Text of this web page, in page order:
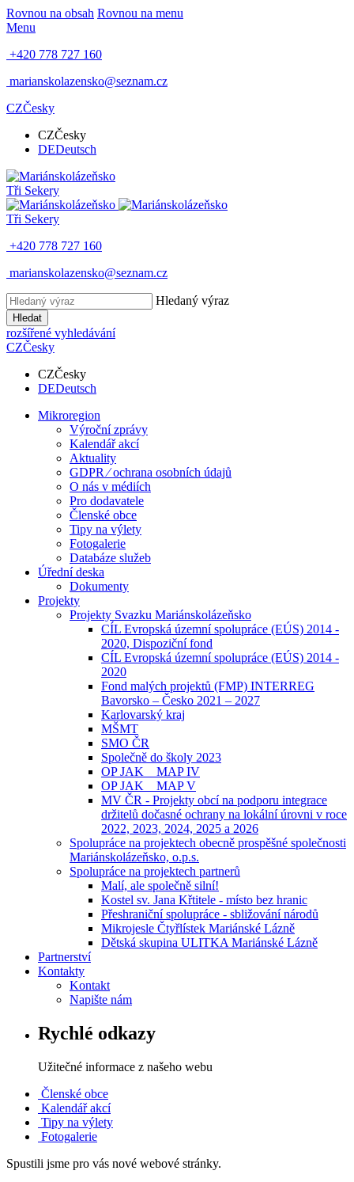
Rovnou na obsah Rovnou na menu
Menu
+420 778 727 160
marianskolazensko@seznam.cz
CZČesky
CZČesky
DEDeutsch
Tři Sekery
Tři Sekery
+420 778 727 160
marianskolazensko@seznam.cz
Hledaný výraz
Hledat
rozšířené vyhledávání
CZČesky
CZČesky
DEDeutsch
Mikroregion
Výroční zprávy
Kalendář akcí
Aktuality
GDPR ⁄ ochrana osobních údajů
O nás v médiích
Pro dodavatele
Členské obce
Tipy na výlety
Fotogalerie
Databáze služeb
Úřední deska
Dokumenty
Projekty
Projekty Svazku Mariánskolázeňsko
CÍL Evropská územní spolupráce (EÚS) 2014 -
2020, Dispoziční fond
CÍL Evropská územní spolupráce (EÚS) 2014 -
2020
Fond malých projektů (FMP) INTERREG
Bavorsko – Česko 2021 – 2027
Karlovarský kraj
MŠMT
SMO ČR
Společně do školy 2023
OP JAK _ MAP IV
OP JAK _ MAP V
MV ČR - Projekty obcí na podporu integrace
držitelů dočasné ochrany na lokální úrovni v roce
2022, 2023, 2024, 2025 a 2026
Spolupráce na projektech obecně prospěšné společnosti
Mariánskolázeňsko, o.p.s.
Spolupráce na projektech partnerů
Malí, ale společně silní!
Kostel sv. Jana Křtitele - místo bez hranic
Přeshraniční spolupráce - sbližování národů
Mikrojesle Čtyřlístek Mariánské Lázně
Dětská skupina ULITKA Mariánské Lázně
Partnerství
Kontakty
Kontakt
Napište nám
Rychlé odkazy
Užitečné informace z našeho webu
Členské obce
Kalendář akcí
Tipy na výlety
Fotogalerie
Spustili jsme pro vás nové webové stránky.